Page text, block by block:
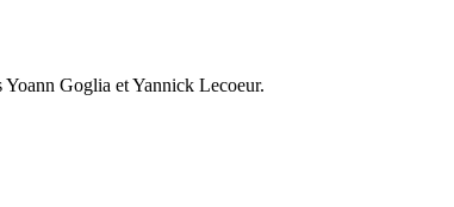
Goglia et Yannick Lecoeur.